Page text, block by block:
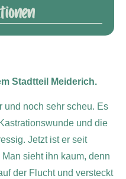
Stadtteil Meiderich.
und noch sehr scheu. Es
und die
Jetzt ist er seit
sieht ihn kaum, denn
der Flucht und versteckt